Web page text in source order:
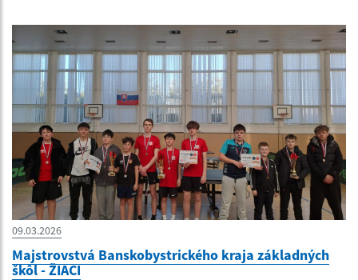
09.03.2026
Majstrovstvá Banskobystrického kraja základných
škôl - ŽIACI